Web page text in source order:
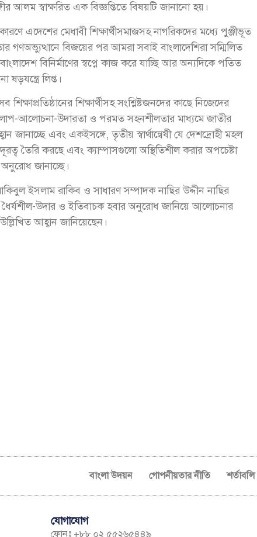
আলম স্বাক্ষরিত এক বিজ্ঞপ্তিতে বিষয়টি জানানো হয়।
এদেশের মেধাবী শিক্ষার্থীসমাজসহ নাগরিকদের মধ্যে পুঞ্জীভূত
বিজয়ের পর আমরা সবাই বাংলাদেশিরা সম্মিলিত
বিনির্মাণের স্বপ্নে কাজ করে যাচ্ছি আর অন্যদিকে পতিত
ষড়যন্ত্রে লিপ্ত।
শিক্ষাপ্রতিষ্ঠানের শিক্ষার্থীসহ সংশ্লিষ্টজনদের কাছে নিজেদের
আলোচনা-উদারতা ও পরমত সহনশীলতার মাধ্যমে জাতীর
জানাচ্ছে এবং একইসঙ্গে, তৃতীয় স্বার্থান্বেষী যে দেশদ্রোহী মহল
তৈরি করছে এবং ক্যাম্পাসগুলো অস্থিতিশীল করার অপচেষ্টা
জানাচ্ছে।
ইসলাম রাকিব ও সাধারণ সম্পাদক নাছির উদ্দীন নাছির
ধৈর্যশীল-উদার ও ইতিবাচক হবার অনুরোধ জানিয়ে আলোচনার
আহ্বান জানিয়েছেন।
বাংলা উদয়ন গোপনীয়তার নীতি শর্তাবলি
যোগাযোগ
ফোনঃ +৮৮ ০২ ৫৫২৬৫৪৪৯